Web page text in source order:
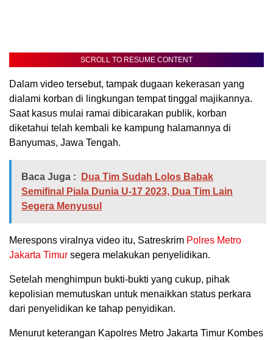
SCROLL TO RESUME CONTENT
Dalam video tersebut, tampak dugaan kekerasan yang
dialami korban di lingkungan tempat tinggal majikannya.
Saat kasus mulai ramai dibicarakan publik, korban
diketahui telah kembali ke kampung halamannya di
Banyumas, Jawa Tengah.
Baca Juga :
Dua Tim Sudah Lolos Babak
Semifinal Piala Dunia U-17 2023, Dua Tim Lain
Segera Menyusul
Merespons viralnya video itu, Satreskrim Polres Metro
Jakarta Timur segera melakukan penyelidikan.
Setelah menghimpun bukti-bukti yang cukup, pihak
kepolisian memutuskan untuk menaikkan status perkara
dari penyelidikan ke tahap penyidikan.
Menurut keterangan Kapolres Metro Jakarta Timur Kombes